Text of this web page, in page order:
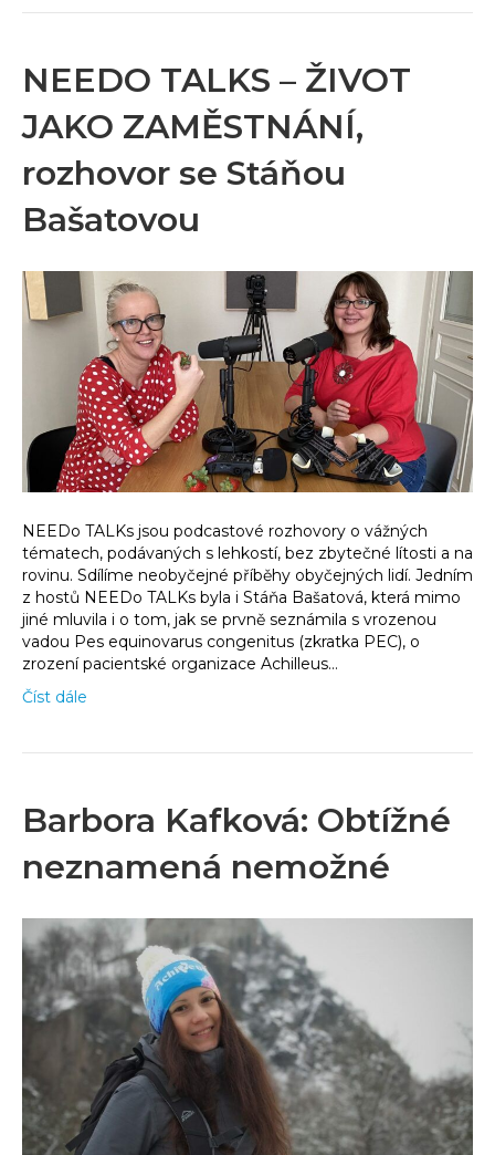
NEEDO TALKS – ŽIVOT
JAKO ZAMĚSTNÁNÍ,
rozhovor se Stáňou
Bašatovou
NEEDo TALKs jsou podcastové rozhovory o vážných
tématech, podávaných s lehkostí, bez zbytečné lítosti a na
rovinu. Sdílíme neobyčejné příběhy obyčejných lidí. Jedním
z hostů NEEDo TALKs byla i Stáňa Bašatová, která mimo
jiné mluvila i o tom, jak se prvně seznámila s vrozenou
vadou Pes equinovarus congenitus (zkratka PEC), o
zrození pacientské organizace Achilleus…
Číst dále
Barbora Kafková: Obtížné
neznamená nemožné